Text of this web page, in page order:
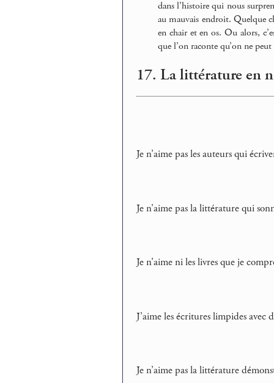
dans l’histoire qui nous
au mauvais endroit. Quelque
en chair et en os. Ou alors,
que l’on raconte qu’on ne
17. La littérature en
Je n’aime pas les auteurs qui
Je n’aime pas la littérature qui
Je n’aime ni les livres que je
J’aime les écritures limpides avec
Je n’aime pas la littérature